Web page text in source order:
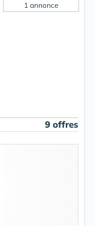
1 annonce
9 offres